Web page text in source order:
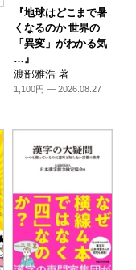
『地球はどこまで暑
くなるのか 世界の
「異変」がわかる気
…』
渡部雅浩 著
1,100円 — 2026.08.27